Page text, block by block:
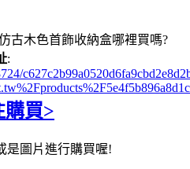
古木色首飾收納盒哪裡買嗎?
:
購買>
是圖片進行購買喔!